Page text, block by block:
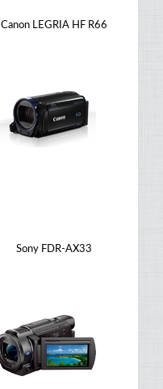
Canon LEGRIA HF R66
Sony FDR-AX33